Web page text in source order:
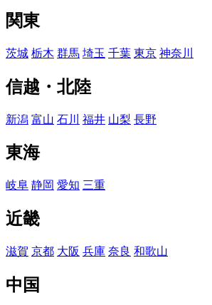
関東
茨城 栃木 群馬 埼玉 千葉 東京 神奈川
信越・北陸
新潟 富山 石川 福井 山梨 長野
東海
岐阜 静岡 愛知 三重
近畿
滋賀 京都 大阪 兵庫 奈良 和歌山
中国